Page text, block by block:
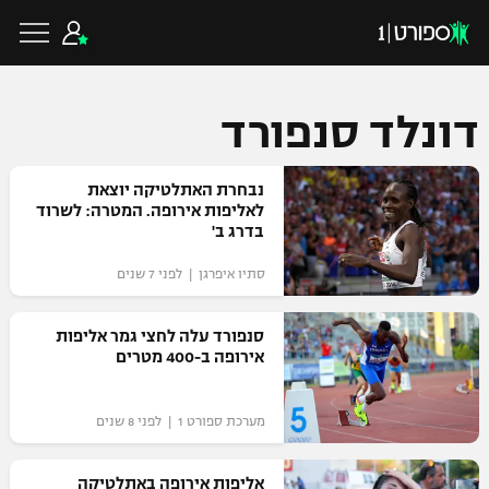
כדורגל ישראלי
ליגת העל
גביע הטוטו
גביע המדינה
כדורגל עולמי
ליגת האלופות
ליגה אירופית
ליגה אנגלית
כדורסל ישראלי
ליגת ווינר סל
ליגה לאומית
כדורסל עולמי
NBA
דונלד סנפורד
נבחרת האתלטיקה יוצאת
לאליפות אירופה. המטרה: לשרוד
בדרג ב'
סתיו איפרגן | לפני 7 שנים
סנפורד עלה לחצי גמר אליפות
אירופה ב-400 מטרים
מערכת ספורט 1 | לפני 8 שנים
אליפות אירופה באתלטיקה